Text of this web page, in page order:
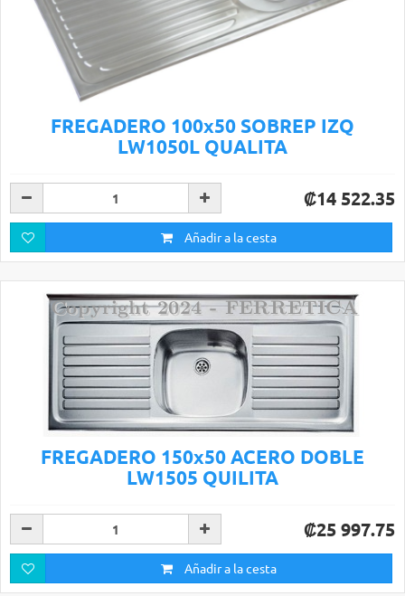
FREGADERO 100x50 SOBREP IZQ
LW1050L QUALITA
₡14 522.35
Añadir a la cesta
FREGADERO 150x50 ACERO DOBLE
LW1505 QUILITA
₡25 997.75
Añadir a la cesta